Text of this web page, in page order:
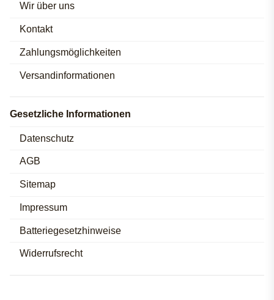
Wir über uns
Kontakt
Zahlungsmöglichkeiten
Versandinformationen
Gesetzliche Informationen
Datenschutz
AGB
Sitemap
Impressum
Batteriegesetzhinweise
Widerrufsrecht